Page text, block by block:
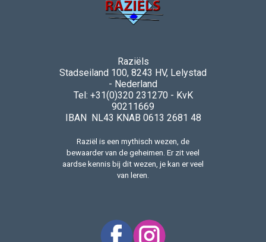
Raziëls
Stadseiland 100, 8243 HV, Lelystad
- Nederland
Tel: +31(0)320 231270 - KvK
90211669
IBAN NL43 KNAB 0613 2681 48
Raziël is een mythisch wezen, de
bewaarder van de geheimen. Er zit veel
aardse kennis bij dit wezen, je kan er veel
van leren.